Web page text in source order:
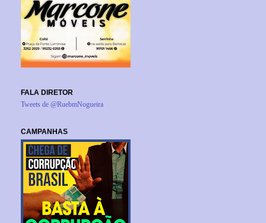
FALA DIRETOR
Tweets de @RuebmNogueira
CAMPANHAS